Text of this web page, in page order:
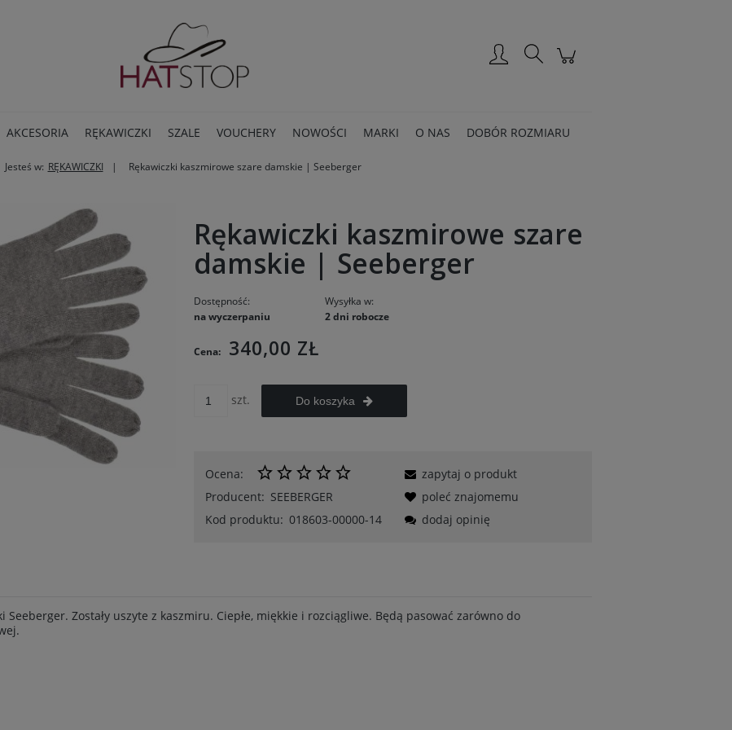
AKCESORIA RĘKAWICZKI SZALE VOUCHERY NOWOŚCI MARKI O NAS DOBÓR ROZMIARU
Jesteś w: RĘKAWICZKI Rękawiczki kaszmirowe szare damskie | Seeberger
Rękawiczki kaszmirowe szare
damskie | Seeberger
Dostępność:
na wyczerpaniu
Wysyłka w:
2 dni robocze
Cena: 340,00 ZŁ
szt. Do koszyka
Ocena:
Producent: SEEBERGER
Kod produktu: 018603-00000-14
zapytaj o produkt
poleć znajomemu
dodaj opinię
Zostały uszyte z kaszmiru. Ciepłe, miękkie i rozciągliwe. Będą pasować zarówno do